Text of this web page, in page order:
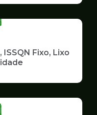
ISSQN Fixo, Lixo